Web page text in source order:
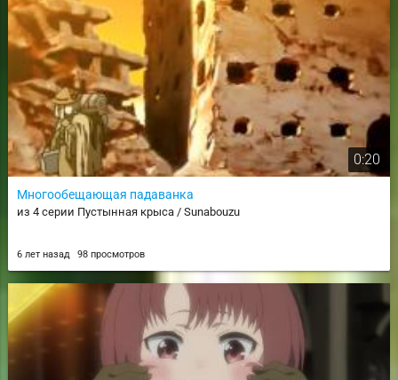
0:20
Многообещающая падаванка
из 4 серии Пустынная крыса / Sunabouzu
6 лет назад 98 просмотров